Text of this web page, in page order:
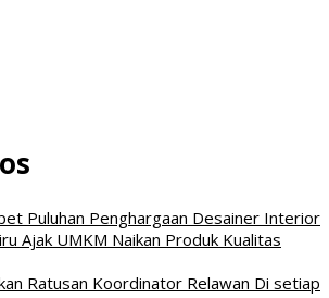
Puluhan Penghargaan Desainer Interior
Ajak UMKM Naikan Produk Kualitas
Ratusan Koordinator Relawan Di setiap